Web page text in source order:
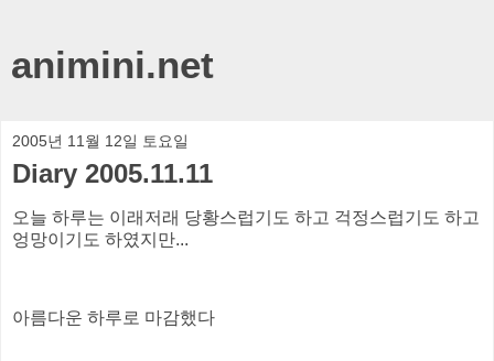
animini.net
2005년 11월 12일 토요일
Diary 2005.11.11
오늘 하루는 이래저래 당황스럽기도 하고 걱정스럽기도 하고
엉망이기도 하였지만...
아름다운 하루로 마감했다